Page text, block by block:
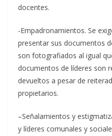
docentes.
-Empadronamientos. Se
presentar sus documentos
son fotografiados al igual
documentos de líderes son
devueltos a pesar de
propietarios.
–Señalamientos y
y líderes comunales y